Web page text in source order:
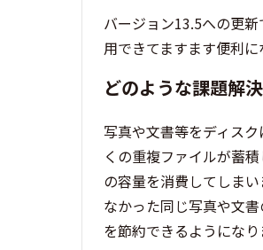
バージョン13.5への更
用できてますます便利
どのような課題解
写真や文書等をディス
くの重複ファイルが蓄
の容量を消費してしま
なかった同じ写真や文
を節約できるようになり